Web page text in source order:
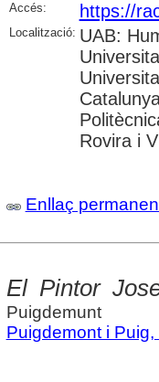
Accés: https://
Localització: UAB:
Rovira i
Enllaç
El Pintor
Puigdemunt
Puigdemont i Puig,